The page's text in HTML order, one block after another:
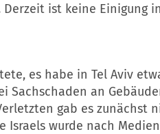
ist keine Einigung
es habe in Tel Aviv
Sachschaden an
gab es zunächst
Israels wurde nach